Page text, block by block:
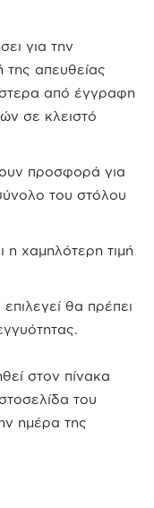
για την
της απευθείας
από έγγραφη
σε κλειστό
προσφορά για
του στόλου
η χαμηλότερη τιμή
θα πρέπει
στον πίνακα
του
ημέρα της